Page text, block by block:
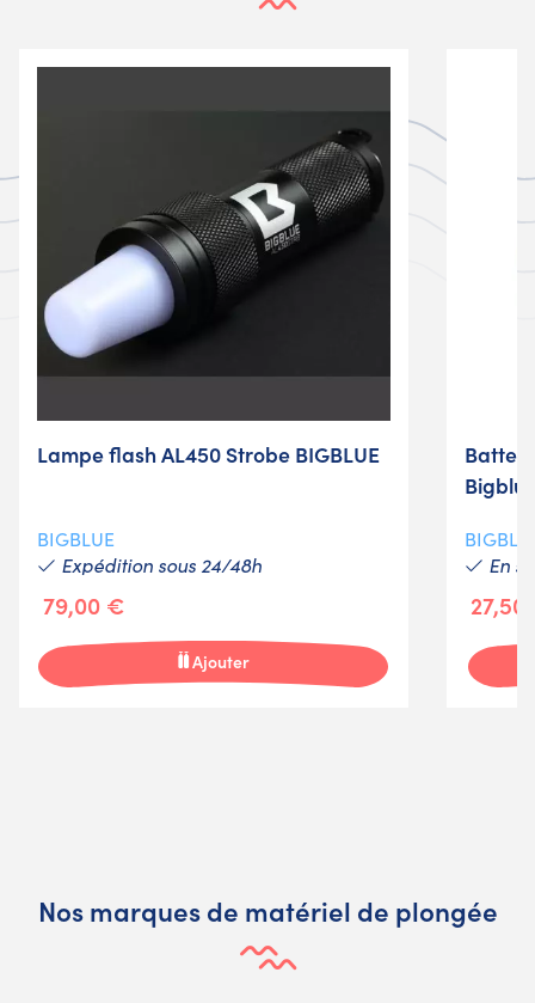
Lampe flash AL450 Strobe BIGBLUE
BIGBLUE
Expédition sous 24/48h
79,00 €
Ajouter
En
Nos marques de matériel de plongée